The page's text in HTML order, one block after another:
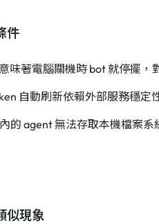
件
味著電腦關機時 bot 就停擺，
自動刷新依賴外部服務穩定
的 agent 無法存取本機檔案系
似現象